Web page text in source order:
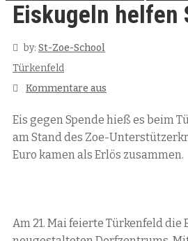
Eiskugeln helfen
by: St-Zoe-School
Türkenfeld
Kommentare aus
Eis gegen Spende hieß es beim
am Stand des Zoe-
Euro kamen als Erlös zusammen.
Am 21. Mai feierte Türkenfeld die